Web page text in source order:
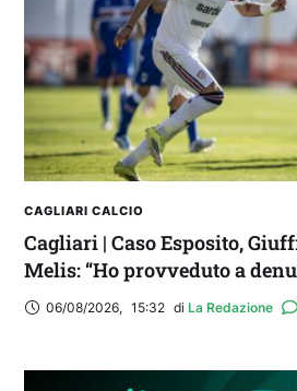
CAGLIARI CALCIO
Cagliari | Caso Esposito,
Melis: “Ho provveduto a
diffamazione aggravata”
06/08/2026, 15:32 di La Redazione